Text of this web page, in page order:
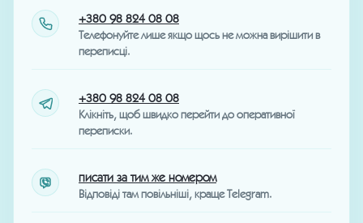
+380 98 824 08 08
Телефонуйте лише якщо щось не можна вирішити в
переписці.
+380 98 824 08 08
Клікніть, щоб швидко перейти до оперативної
переписки.
писати за тим же номером
Відповіді там повільніші, краще Telegram.